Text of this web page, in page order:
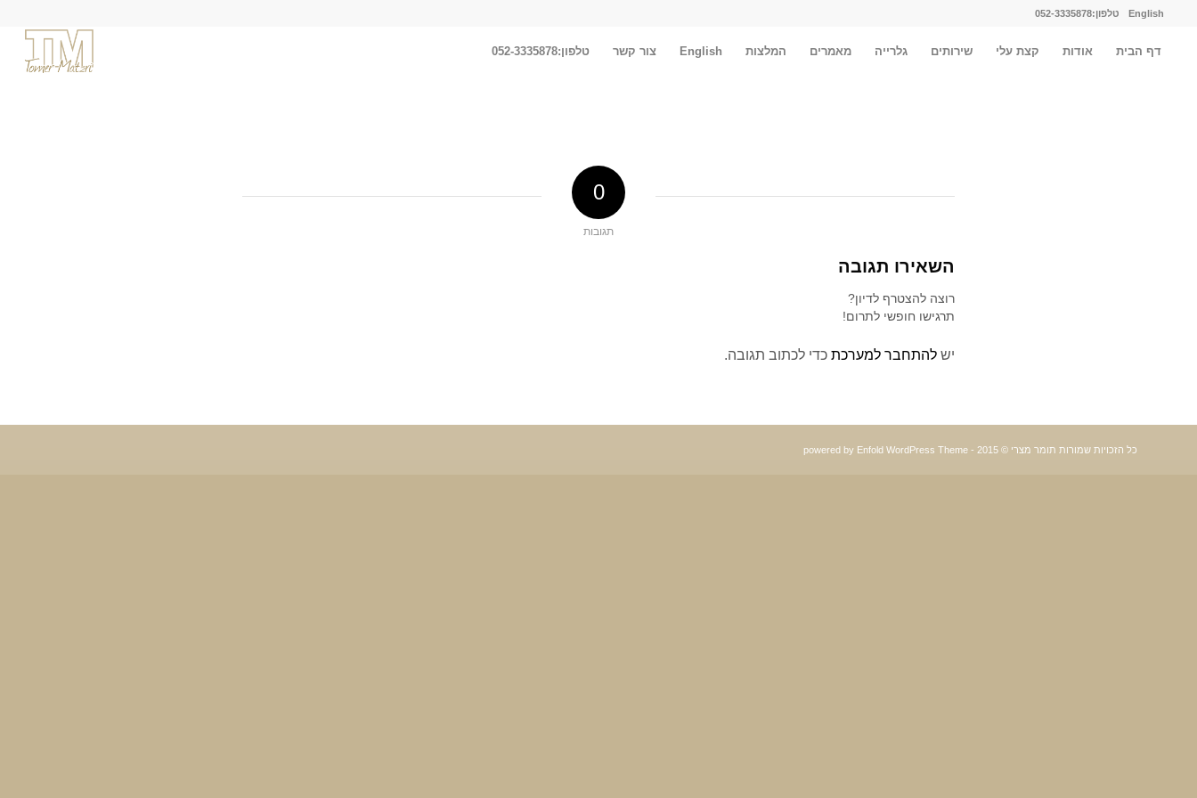
English טלפון:052-3335878
דף הבית אודות קצת עלי שירותים גלרייה מאמרים המלצות English צור קשר טלפון:052-3335878
0
תגובות
השאירו תגובה
רוצה להצטרף לדיון?
תרגישו חופשי לתרום!
יש להתחבר למערכת כדי לכתוב תגובה.
כל הזכויות שמורות תומר מצרי © 2015 - powered by Enfold WordPress Theme